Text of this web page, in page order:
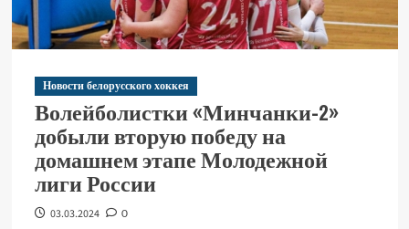
Новости белорусского хоккея
Волейболистки «Минчанки-2»
добыли вторую победу на
домашнем этапе Молодежной
лиги России
03.03.2024 0